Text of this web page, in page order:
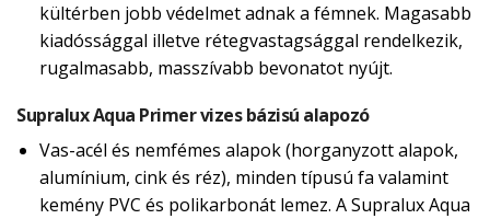
kültérben jobb védelmet adnak a fémnek. Magasabb
kiadóssággal illetve rétegvastagsággal rendelkezik,
rugalmasabb, masszívabb bevonatot nyújt.
Supralux Aqua Primer vizes bázisú alapozó
Vas-acél és nemfémes alapok (horganyzott alapok,
alumínium, cink és réz), minden típusú fa valamint
kemény PVC és polikarbonát lemez. A Supralux Aqua